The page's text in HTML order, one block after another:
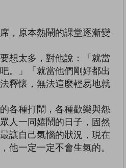
，原本熱鬧的課堂逐漸變
想太多，對他說：「就當
。」「就當他們剛好都出
釋懷，無法這麼輕易地就
各種打鬧，各種歡樂與怨
人一同嬉鬧的日子，固然
讓自己氣惱的狀況，現在
他一定一定不會生氣的。